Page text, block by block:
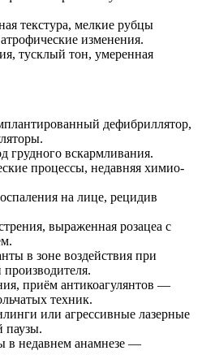
текстура, мелкие рубцы
изменения.
тусклый тон, умеренная
дефибриллятор,
грудного вскармливания.
процессы, недавняя химио‑
на лице, рецидив
выраженная розацеа с
в зоне воздействия при
приём антикоагулянтов —
техник.
или агрессивные лазерные
паузы.
в недавнем анамнезе —